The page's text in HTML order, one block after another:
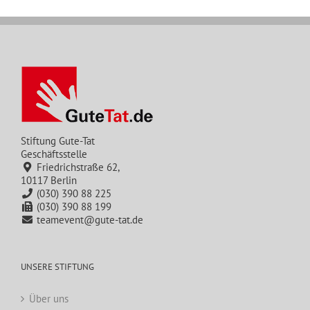
Stiftung Gute-Tat
Geschäftsstelle
Friedrichstraße 62,
10117 Berlin
(030) 390 88 225
(030) 390 88 199
teamevent@gute-tat.de
UNSERE STIFTUNG
Über uns